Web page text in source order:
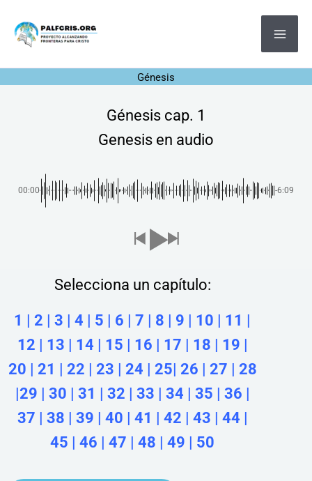
Génesis
Génesis cap. 1
Genesis en audio
00:00 -6:09
Selecciona un capítulo:
1 | 2 |3 | 4 | 5 | 6 | 7 | 8 | 9 | 10 | 11 |
12 | 13 | 14 | 15 | 16 | 17 | 18 | 19 |
20 | 21 | 22 | 23 | 24 | 25| 26 | 27 | 28
|29 | 30 | 31 | 32 | 33 | 34 | 35 | 36 |
37 | 38 | 39 | 40 | 41 | 42 | 43 | 44 |
45 |46 | 47 | 48 |49 | 50